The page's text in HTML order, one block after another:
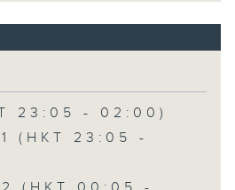
23:05 - 02:00)
(HKT 23:05 -